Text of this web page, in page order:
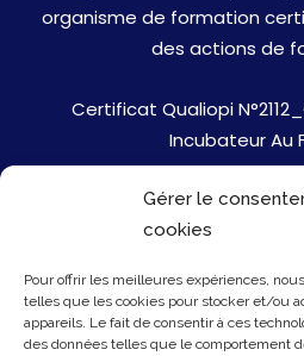
Gérer le
cookies
Pour offrir les meilleures expériences,
telles que les cookies pour stocker et/ou
appareils. Le fait de consentir à ces
des données telles que le comportement
organisme de formation
des actions de
Certificat Qualiopi
Incubateur Au